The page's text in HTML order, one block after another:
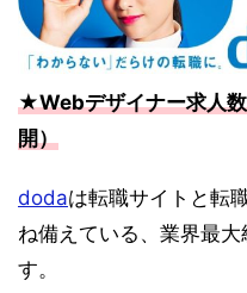
★Webデザイナー求人
開）
dodaは転職サイトと転
ね備えている、業界最
す。